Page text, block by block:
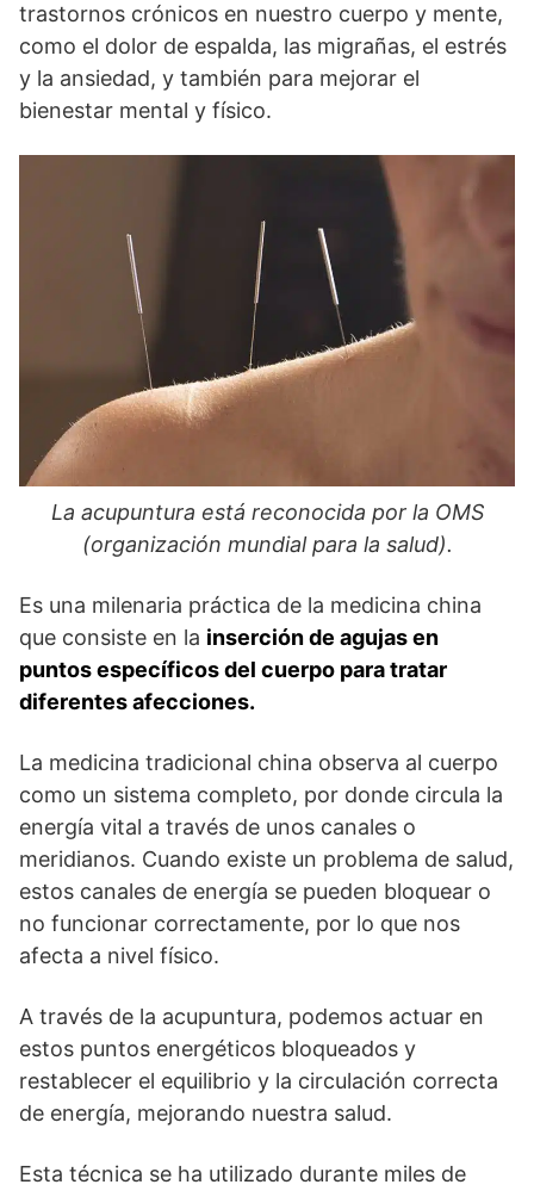
trastornos crónicos en nuestro cuerpo y mente,
como el dolor de espalda, las migrañas, el estrés
y la ansiedad, y también para mejorar el
bienestar mental y físico.
La acupuntura está reconocida por la OMS
(organización mundial para la salud).
Es una milenaria práctica de la medicina china
que consiste en la inserción de agujas en
puntos específicos del cuerpo para tratar
diferentes afecciones.
La medicina tradicional china observa al cuerpo
como un sistema completo, por donde circula la
energía vital a través de unos canales o
meridianos. Cuando existe un problema de salud,
estos canales de energía se pueden bloquear o
no funcionar correctamente, por lo que nos
afecta a nivel físico.
A través de la acupuntura, podemos actuar en
estos puntos energéticos bloqueados y
restablecer el equilibrio y la circulación correcta
de energía, mejorando nuestra salud.
Esta técnica se ha utilizado durante miles de